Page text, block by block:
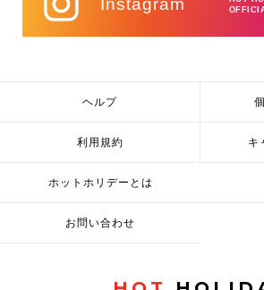
ヘルプ
利用規約 キ
ホットホリデーとは
お問い合わせ